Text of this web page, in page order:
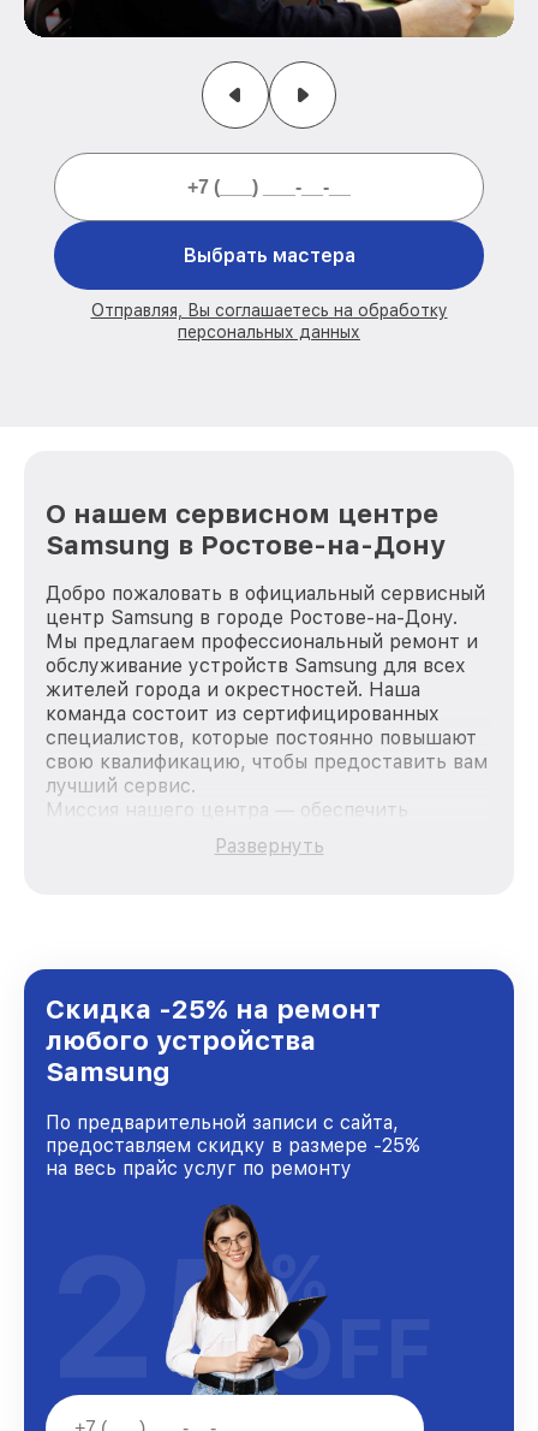
Выбрать мастера
Отправляя, Вы соглашаетесь на обработку
персональных данных
О нашем сервисном центре
Samsung в Ростове-на-Дону
Добро пожаловать в официальный сервисный
центр Samsung в городе Ростове-на-Дону.
Мы предлагаем профессиональный ремонт и
обслуживание устройств Samsung для всех
жителей города и окрестностей. Наша
команда состоит из сертифицированных
специалистов, которые постоянно повышают
свою квалификацию, чтобы предоставить вам
лучший сервис.
Миссия нашего центра — обеспечить
качественный и доступный ремонт для
каждого пользователя продукции Samsung,
городе Ростове-на-Дону, постоянно повышая
уровень доверия и лояльности наших
клиентов.
Развернуть
Скидка -25% на ремонт
любого устройства
Samsung
По предварительной записи с сайта,
предоставляем скидку в размере -25%
на весь прайс услуг по ремонту
25%
OFF